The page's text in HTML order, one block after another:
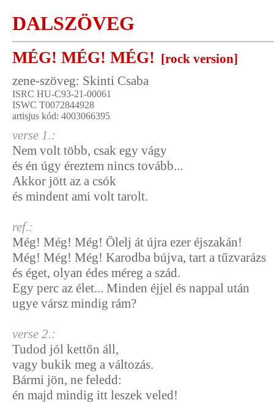
DALSZÖVEG
MÉG! MÉG! MÉG! [rock version]
zene-szöveg: Skinti Csaba
ISRC HU-C93-21-00061
ISWC T0072844928
artisjus kód: 4003066395
verse 1.:
Nem volt több, csak egy vágy
és én úgy éreztem nincs tovább...
Akkor jött az a csók
és mindent ami volt tarolt.
ref.:
Még! Még! Még! Ölelj át újra ezer éjszakán!
Még! Még! Még! Karodba bújva, tart a tűzvarázs
és éget, olyan édes méreg a szád.
Egy perc az élet... Minden éjjel és nappal után
ugye vársz mindig rám?
verse 2.:
Tudod jól kettőn áll,
vagy bukik meg a változás.
Bármi jön, ne feledd:
én majd mindig itt leszek veled!